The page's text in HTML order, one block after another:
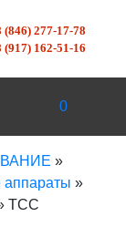
(846) 277-17-78
(917) 162-51-16
0
»
»
ТСС